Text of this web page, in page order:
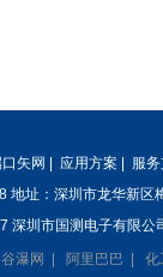
矢网 应用方案
服
地址：深圳市龙华新区
深圳市国测电子有限公
谷瀑网 阿里巴巴 化